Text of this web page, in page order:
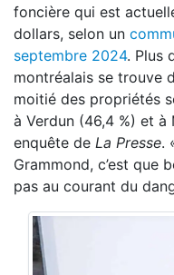
foncière qui est
dollars, selon un
septembre 2024. Plus
montréalais se trouve
moitié des propriétés
à Verdun (46,4 %) et
enquête de La Presse.
Grammond, c’est que
pas au courant du